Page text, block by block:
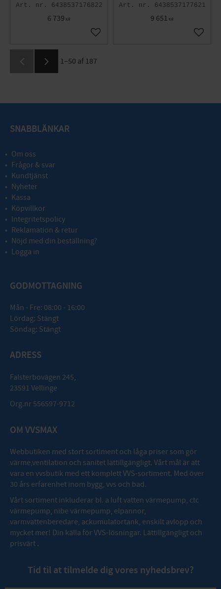
6438537176822
6 739 KR
Gem som favorit
6438537177621
9 651 KR
Gem
1–50 af 187
SNABBLÄNKAR
Om oss
Frågor & svar
Kundtjänst
Nyheter
Kassa
Köpvillkor
Integritetspolicy
Reklamation & retur
Nöjd med din beställning?
Logga in
GODMOTTAGNING
Mån - Fre: 08:00 - 16:00
Lördag: Stängt
Söndag: Stängt
ADRESS
Falsterbovägen 245,
23591 Vellinge
Org.nr 556597-9712
OM VVSMAX
Webbutiken med stort sortiment och låga priser som gör
värme,ventilation och sanitet lättillgängligt. Vårt mål är att
vara en vvsbutik med ett komplett VVS-sortiment. Med över
30 års erfarenhet inom bygg, vvs och bad.
Vårt sortiment inkluderar bl. a luft vatten värmepump, ctc
värmepump, nibe värmepump, elpannor,
varmvattenberedare, ackumulatortank, enskilt avlopp och
mycket mer! Din källa för VVS-lösningar. Lättillgängligt och
prisvärt .
Tid til at tilmelde dig vores nyhedsbrev?